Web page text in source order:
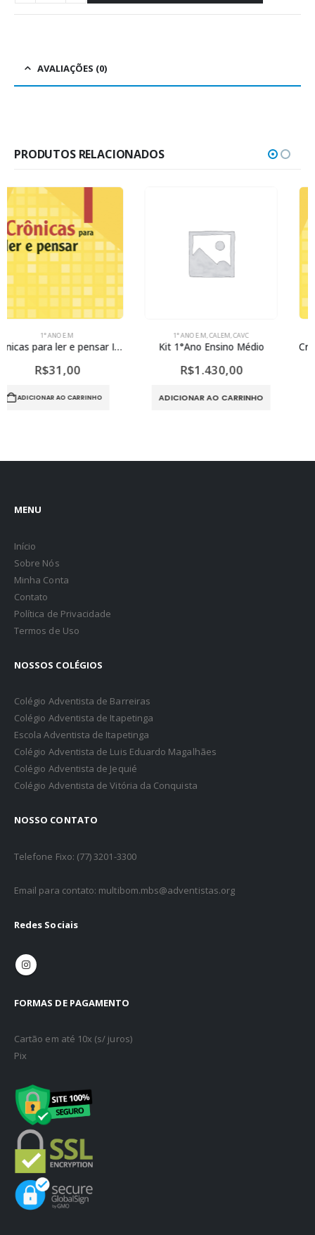
AVALIAÇÕES (0)
PRODUTOS RELACIONADOS
1° ANO E.M
Kit 1°Ano Ensino Médio
R$1.430,00
ADICIONAR AO CARRINHO
1° ANO E.M
Crônicas para ler e pensar I (Paradidático)
R$31,00
ADICIONAR AO CARRINHO
MENU
Início
Sobre Nós
Minha Conta
Contato
Política de Privacidade
Termos de Uso
NOSSOS COLÉGIOS
Colégio Adventista de Barreiras
Colégio Adventista de Itapetinga
Escola Adventista de Itapetinga
Colégio Adventista de Luis Eduardo Magalhães
Colégio Adventista de Jequié
Colégio Adventista de Vitória da Conquista
NOSSO CONTATO
Telefone Fixo: (77) 3201-3300
Email para contato: multibom.mbs@adventistas.org
Redes Sociais
FORMAS DE PAGAMENTO
Cartão em até 10x (s/ juros)
Pix